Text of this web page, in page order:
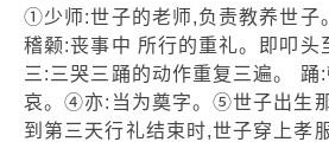
①少师:世子的老师,负责教养世
稽颡:丧事中 所行的重礼。即叩
三:三哭三踊的动作重复三遍。 踊
哀。④亦:当为奠字。⑤世子出生
到第三天行礼结束时,世子穿上孝